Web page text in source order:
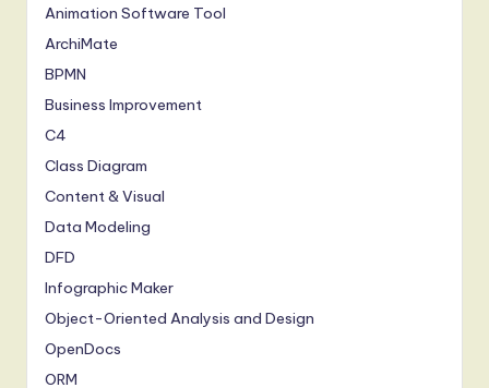
Animation Software Tool
ArchiMate
BPMN
Business Improvement
C4
Class Diagram
Content & Visual
Data Modeling
DFD
Infographic Maker
Object-Oriented Analysis and Design
OpenDocs
ORM